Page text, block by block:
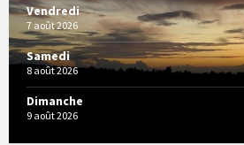
Vendredi
7 août 2026
Samedi
8 août 2026
Dimanche
9 août 2026